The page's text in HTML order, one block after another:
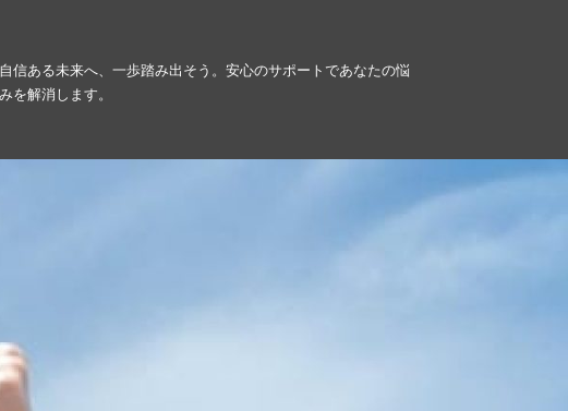
自信ある未来へ、一歩踏み出そう。安心のサポートであなたの悩
みを解消します。